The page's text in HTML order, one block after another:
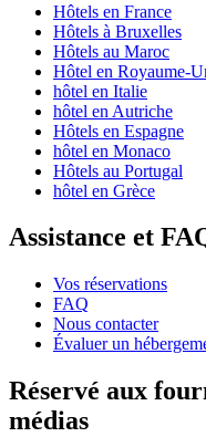
Hôtels en France
Hôtels à Bruxelles
Hôtels au Maroc
Hôtel en Royaume-
hôtel en Italie
hôtel en Autriche
Hôtels en Espagne
hôtel en Monaco
Hôtels au Portugal
hôtel en Grèce
Assistance et
Vos réservations
FAQ
Nous contacter
Évaluer un
Réservé aux
médias